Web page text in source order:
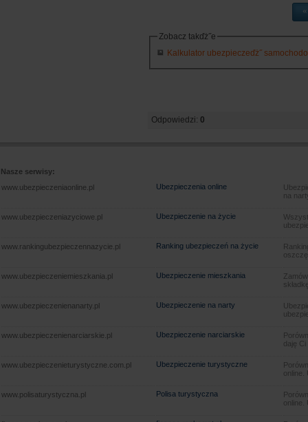
Zobacz takďż˝e
Kalkulator ubezpieczeďż˝
Odpowiedzi: 0
Nasze serwisy:
www.ubezpieczeniaonline.pl
Ubezpieczenia online
na
www.ubezpieczeniazyciowe.pl Ubezpieczenie na życie
www.rankingubezpieczennazycie.pl Ranking ubezpieczeń na życie
www.ubezpieczeniemieszkania.pl Ubezpieczenie mieszkania
www.ubezpieczenienanarty.pl Ubezpieczenie na narty
www.ubezpieczenienarciarskie.pl Ubezpieczenie narciarskie
daję
www.ubezpieczenieturystyczne.com.pl Ubezpieczenie turystyczne
www.polisaturystyczna.pl Polisa turystyczna